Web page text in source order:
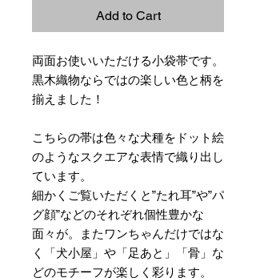
Add to Cart
両面お使いいただける小袋帯です。
黒木織物ならではの楽しい色と柄を
揃えました！
こちらの帯は色々な犬種をドット絵
のようなスクエアな表情で織り出し
ています。
細かくご覧いただくと”たれ耳”や”パ
グ顔”などのそれぞれ個性豊かな
面々が。またワンちゃんだけではな
く「犬小屋」や「足あと」「骨」な
どのモチーフが楽しく彩ります。